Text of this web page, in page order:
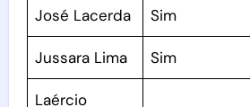
José Lacerda Sim
Jussara Lima Sim
Laércio